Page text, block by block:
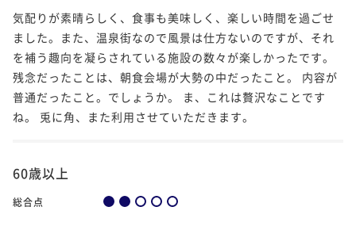
気配りが素晴らしく、食事も美味しく、楽しい時間を過ごせ
ました。また、温泉街なので風景は仕方ないのですが、それ
を補う趣向を凝らされている施設の数々が楽しかったです。
残念だったことは、朝食会場が大勢の中だったこと。 内容が
普通だったこと。でしょうか。 ま、これは贅沢なことです
ね。 兎に角、また利用させていただきます。
60歳以上
総合点